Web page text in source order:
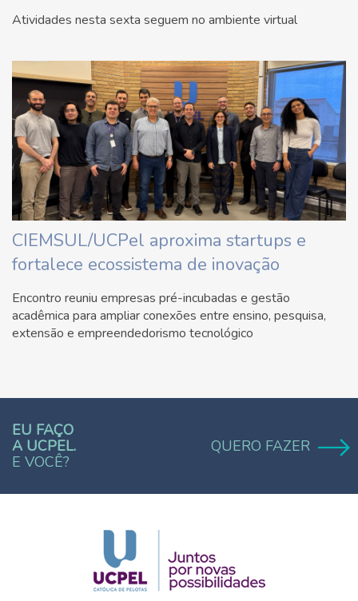
Atividades nesta sexta seguem no ambiente virtual
CIEMSUL/UCPel aproxima startups e
fortalece ecossistema de inovação
Encontro reuniu empresas pré-incubadas e gestão
acadêmica para ampliar conexões entre ensino, pesquisa,
extensão e empreendedorismo tecnológico
EU FAÇO
A UCPEL.
E VOCÊ?
QUERO FAZER